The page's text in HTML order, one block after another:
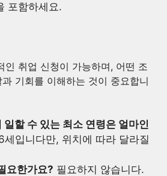
포함하세요.
인 취업 신청이 가능하며, 어떤 조
기회를 이해하는 것이 중요합니
일할 수 있는 최소 연령은 얼마인
세입니다만, 위치에 따라 달라질
요한가요? 필요하지 않습니다.